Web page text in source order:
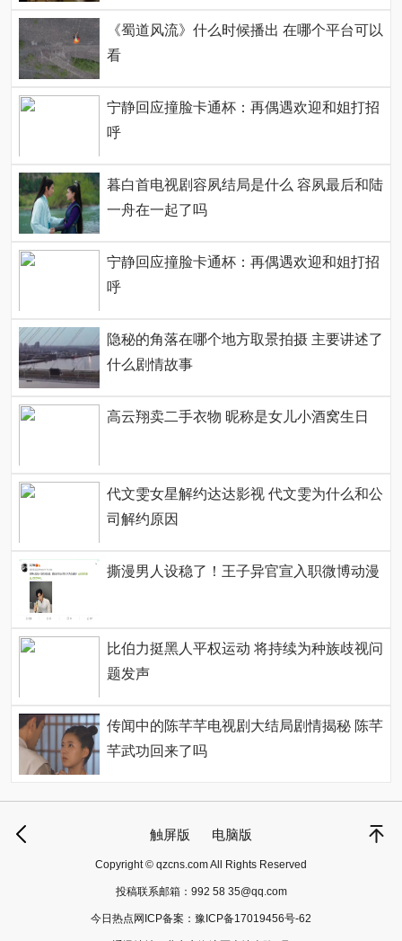
《蜀道风流》什么时候播出 在哪个平台可以
看
宁静回应撞脸卡通杯：再偶遇欢迎和姐打招
呼
暮白首电视剧容夙结局是什么 容夙最后和陆
一舟在一起了吗
宁静回应撞脸卡通杯：再偶遇欢迎和姐打招
呼
隐秘的角落在哪个地方取景拍摄 主要讲述了
什么剧情故事
高云翔卖二手衣物 昵称是女儿小酒窝生日
代文雯女星解约达达影视 代文雯为什么和公
司解约原因
撕漫男人设稳了！王子异官宣入职微博动漫
比伯力挺黑人平权运动 将持续为种族歧视问
题发声
传闻中的陈芊芊电视剧大结局剧情揭秘 陈芊
芊武功回来了吗
触屏版 电脑版
Copyright © qzcns.com All Rights Reserved
投稿联系邮箱： 992 58 35@qq.com
今日热点网ICP备案： 豫ICP备17019456号-62